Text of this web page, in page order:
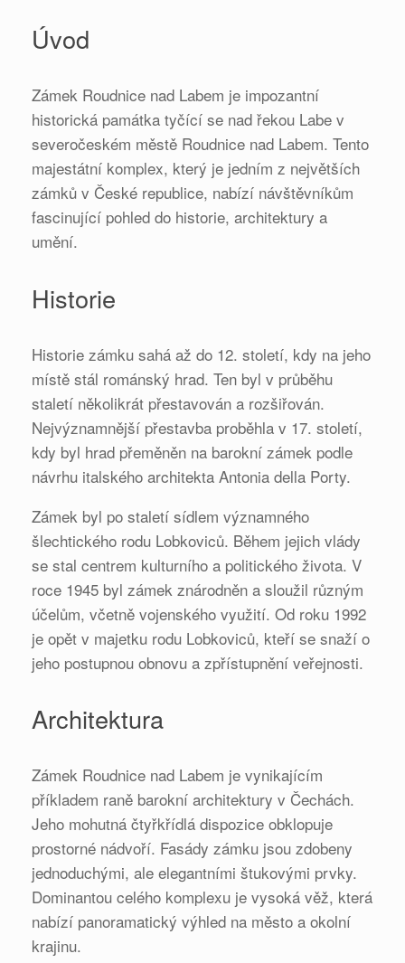
Úvod
Zámek Roudnice nad Labem je impozantní
historická památka tyčící se nad řekou Labe v
severočeském městě Roudnice nad Labem. Tento
majestátní komplex, který je jedním z největších
zámků v České republice, nabízí návštěvníkům
fascinující pohled do historie, architektury a
umění.
Historie
Historie zámku sahá až do 12. století, kdy na jeho
místě stál románský hrad. Ten byl v průběhu
staletí několikrát přestavován a rozšiřován.
Nejvýznamnější přestavba proběhla v 17. století,
kdy byl hrad přeměněn na barokní zámek podle
návrhu italského architekta Antonia della Porty.
Zámek byl po staletí sídlem významného
šlechtického rodu Lobkoviců. Během jejich vlády
se stal centrem kulturního a politického života. V
roce 1945 byl zámek znárodněn a sloužil různým
účelům, včetně vojenského využití. Od roku 1992
je opět v majetku rodu Lobkoviců, kteří se snaží o
jeho postupnou obnovu a zpřístupnění veřejnosti.
Architektura
Zámek Roudnice nad Labem je vynikajícím
příkladem raně barokní architektury v Čechách.
Jeho mohutná čtyřkřídlá dispozice obklopuje
prostorné nádvoří. Fasády zámku jsou zdobeny
jednoduchými, ale elegantními štukovými prvky.
Dominantou celého komplexu je vysoká věž, která
nabízí panoramatický výhled na město a okolní
krajinu.